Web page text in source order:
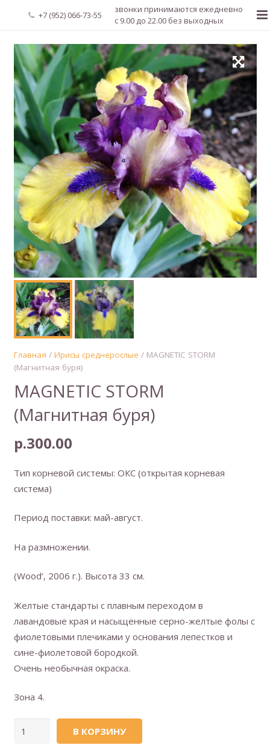
+7 (952) 066-73-55
звонки принимаются ежедневно
с 9.00 до 22.00 без выходных
Главная
О нас
Новости
Каталог растений
Доставка и оплата
Мой аккаунт
Регистрация
Главная / Ирисы среднерослые / MAGNETIC STORM
(Магнитная буря)
MAGNETIC STORM
(Магнитная буря)
р.300.00
Тип корневой системы: ОКС (открытая корневая
система)
Период поставки: май-август.
На размножении.
(Wood’, 2006 г.). Высота 33 см.
Желтые стандарты с плавным переходом в
лавандовые края и насыщенные серно-желтые фолы с
фиолетовыми плечиками у основания лепестков и
сине-фиолетовой бородкой.
Очень необычная окраска.
Зона 4.
В КОРЗИНУ